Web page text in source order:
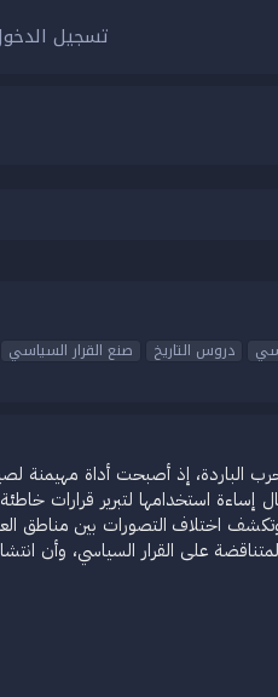
تسجيل
دروس التاريخ
صنع القرار السياسي
الباردة، إذ أصبحت أداة مهيمنة
إساءة استخدامها لتبرير قرارات
وتكشف اختلاف التصورات بين مناطق
على القرار السياسي، وأن